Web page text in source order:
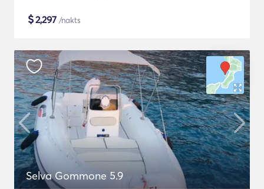
$2,297 /nakts
Selva Gommone 5.9